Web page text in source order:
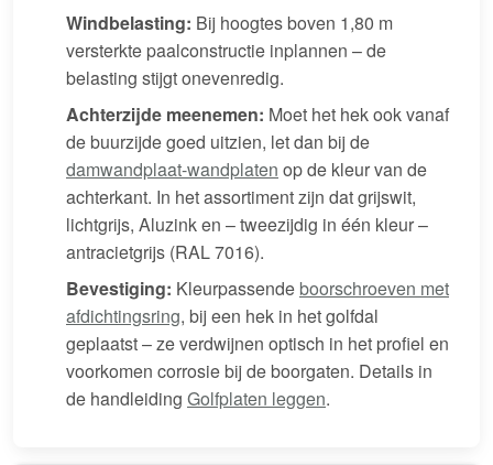
Windbelasting: Bij hoogtes boven 1,80 m
versterkte paalconstructie inplannen – de
belasting stijgt onevenredig.
Achterzijde meenemen: Moet het hek ook vanaf
de buurzijde goed uitzien, let dan bij de
damwandplaat-wandplaten op de kleur van de
achterkant. In het assortiment zijn dat grijswit,
lichtgrijs, Aluzink en – tweezijdig in één kleur –
antracietgrijs (RAL 7016).
Bevestiging: Kleurpassende boorschroeven met
afdichtingsring, bij een hek in het golfdal
geplaatst – ze verdwijnen optisch in het profiel en
voorkomen corrosie bij de boorgaten. Details in
de handleiding Golfplaten leggen.